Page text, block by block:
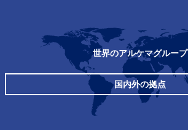
世界のアルケマグループ
国内外の拠点